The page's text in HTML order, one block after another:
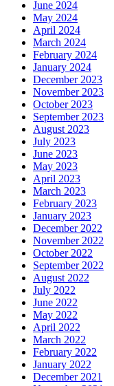
June 2024
May 2024
April 2024
March 2024
February 2024
January 2024
December 2023
November 2023
October 2023
September 2023
August 2023
July 2023
June 2023
May 2023
April 2023
March 2023
February 2023
January 2023
December 2022
November 2022
October 2022
September 2022
August 2022
July 2022
June 2022
May 2022
April 2022
March 2022
February 2022
January 2022
December 2021